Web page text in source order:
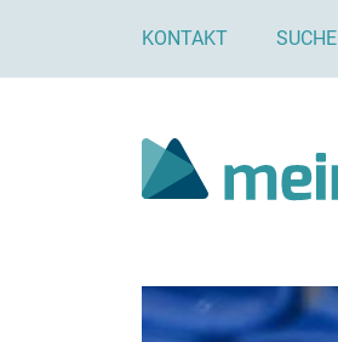
KONTAKT SUCHE